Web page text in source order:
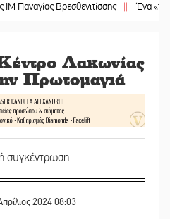
Βρεσθενιτίσσης || Ένα «ταξίδι»
Λακωνίας
Πρωτομαγιά
συγκέντρωση
2024 08:03